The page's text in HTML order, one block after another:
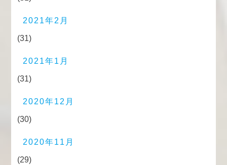
2021年2月
(31)
2021年1月
(31)
2020年12月
(30)
2020年11月
(29)